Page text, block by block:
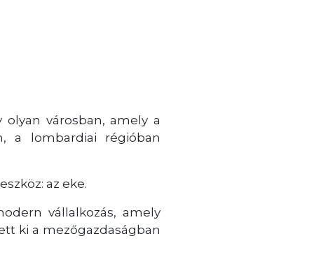
városban, amely a
a lombardiai régióban
az eke.
vállalkozás, amely
ki a mezőgazdaságban